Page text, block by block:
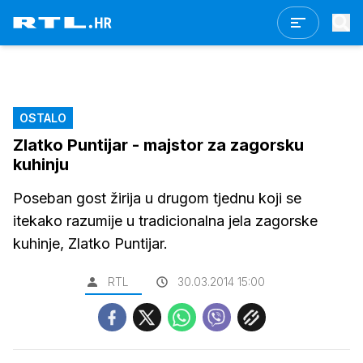
OSTALO
Zlatko Puntijar - majstor za zagorsku
kuhinju
Poseban gost žirija u drugom tjednu koji se
itekako razumije u tradicionalna jela zagorske
kuhinje, Zlatko Puntijar.
RTL 30.03.2014 15:00